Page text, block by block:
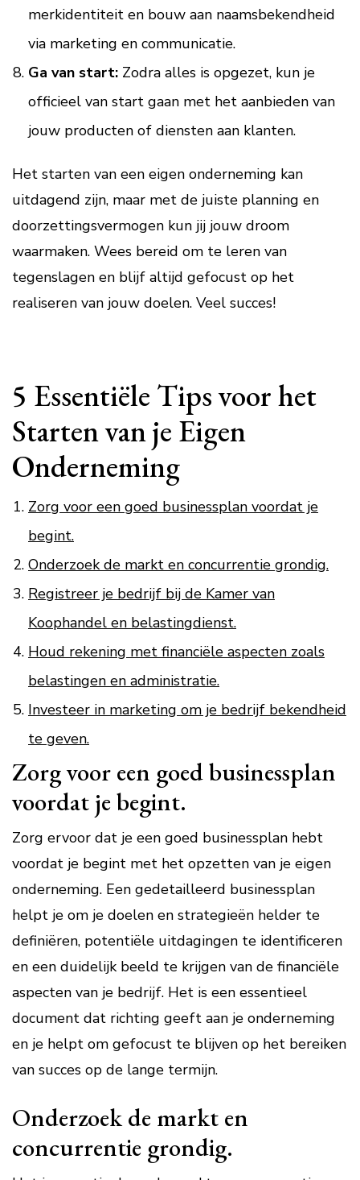
merkidentiteit en bouw aan naamsbekendheid
via marketing en communicatie.
Ga van start: Zodra alles is opgezet, kun je
officieel van start gaan met het aanbieden van
jouw producten of diensten aan klanten.
Het starten van een eigen onderneming kan
uitdagend zijn, maar met de juiste planning en
doorzettingsvermogen kun jij jouw droom
waarmaken. Wees bereid om te leren van
tegenslagen en blijf altijd gefocust op het
realiseren van jouw doelen. Veel succes!
5 Essentiële Tips voor het
Starten van je Eigen
Onderneming
Zorg voor een goed businessplan voordat je
begint.
Onderzoek de markt en concurrentie grondig.
Registreer je bedrijf bij de Kamer van
Koophandel en belastingdienst.
Houd rekening met financiële aspecten zoals
belastingen en administratie.
Investeer in marketing om je bedrijf bekendheid
te geven.
Zorg voor een goed businessplan
voordat je begint.
Zorg ervoor dat je een goed businessplan hebt
voordat je begint met het opzetten van je eigen
onderneming. Een gedetailleerd businessplan
helpt je om je doelen en strategieën helder te
definiëren, potentiële uitdagingen te identificeren
en een duidelijk beeld te krijgen van de financiële
aspecten van je bedrijf. Het is een essentieel
document dat richting geeft aan je onderneming
en je helpt om gefocust te blijven op het bereiken
van succes op de lange termijn.
Onderzoek de markt en
concurrentie grondig.